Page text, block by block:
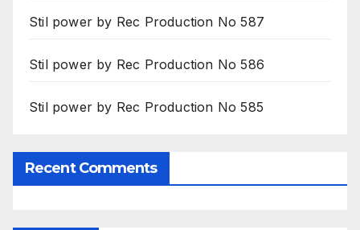
Stil power by Rec Production No 587
Stil power by Rec Production No 586
Stil power by Rec Production No 585
Recent Comments